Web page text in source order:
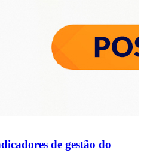
de gestão do